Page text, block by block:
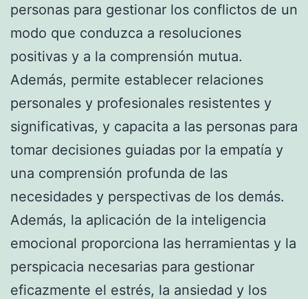
personas para gestionar los conflictos de un
modo que conduzca a resoluciones
positivas y a la comprensión mutua.
Además, permite establecer relaciones
personales y profesionales resistentes y
significativas, y capacita a las personas para
tomar decisiones guiadas por la empatía y
una comprensión profunda de las
necesidades y perspectivas de los demás.
Además, la aplicación de la inteligencia
emocional proporciona las herramientas y la
perspicacia necesarias para gestionar
eficazmente el estrés, la ansiedad y los